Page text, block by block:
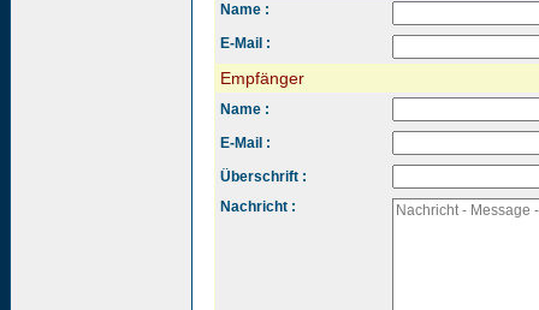
Name :
E-Mail :
Empfänger
Name :
E-Mail :
Überschrift :
Nachricht :